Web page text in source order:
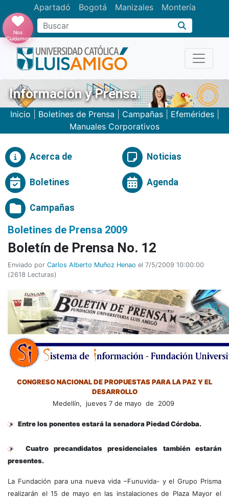
Apartadó Bogotá Manizales Montería
Buscar
Nos
Cuidamos
Información y Prensa.
Inicio Boletínes de Prensa Campañas| Efemérides|
Manuales Corporativos
Acerca de Noticias
Boletines Agenda
Campañas
Boletines de Prensa 2009
Boletín de Prensa No. 12
Enviado por Carlos Alberto Muñoz Henao el 7/5/2009 10:00:00
(2618 Lecturas)
CONGRESO NACIONAL DE PROPUESTAS PARA LA PAZ Y EL
DESARROLLO
Medellín, jueves 7 de mayo de 2009
Entre los ponentes estará la senadora Piedad Córdoba.
Cuatro precandidatos presidenciales también estarán
presentes.
La Fundación para una nueva vida –Funuvida- y el Grupo Prisma
realizarán el 15 de mayo en las instalaciones de Plaza Mayor el